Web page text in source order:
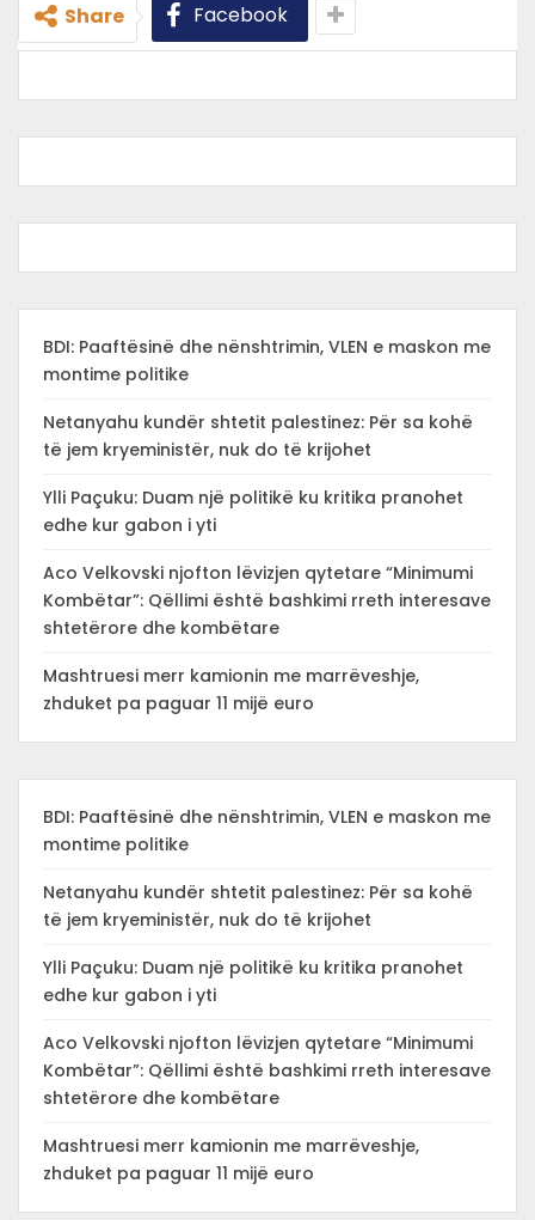
Share Facebook
BDI: Paaftësinë dhe nënshtrimin, VLEN e maskon me
montime politike
Netanyahu kundër shtetit palestinez: Për sa kohë
të jem kryeministër, nuk do të krijohet
Ylli Paçuku: Duam një politikë ku kritika pranohet
edhe kur gabon i yti
Aco Velkovski njofton lëvizjen qytetare “Minimumi
Kombëtar”: Qëllimi është bashkimi rreth interesave
shtetërore dhe kombëtare
Mashtruesi merr kamionin me marrëveshje,
zhduket pa paguar 11 mijë euro
BDI: Paaftësinë dhe nënshtrimin, VLEN e maskon me
montime politike
Netanyahu kundër shtetit palestinez: Për sa kohë
të jem kryeministër, nuk do të krijohet
Ylli Paçuku: Duam një politikë ku kritika pranohet
edhe kur gabon i yti
Aco Velkovski njofton lëvizjen qytetare “Minimumi
Kombëtar”: Qëllimi është bashkimi rreth interesave
shtetërore dhe kombëtare
Mashtruesi merr kamionin me marrëveshje,
zhduket pa paguar 11 mijë euro